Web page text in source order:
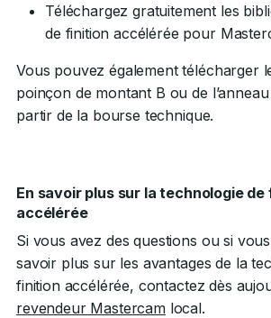
Téléchargez gratuitement les
de finition accélérée pour
Vous pouvez également télécharger
poinçon de montant B ou de l’anneau
partir de la bourse technique.
En savoir plus sur la technologie de
accélérée
Si vous avez des questions ou si
savoir plus sur les avantages de la
finition accélérée, contactez dès
revendeur Mastercamlocal.